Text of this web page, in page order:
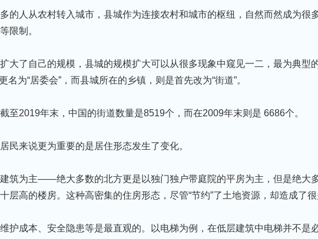
的人从农村转入城市，县城作为连接农村和城市的枢纽，自然而然成为很
限制。
大了自己的规模，县城的规模扩大可以从很多现象中窥⻅一二，最为典型
名为“居委会”，而县城所在的乡镇，则是首先改为“街道”。
至2019年末，中国的街道数量是8519个，而在2009年末则是 6686个。
⺠来说更为重要的是居住形态发生了变化。
筑为主——绝大多数的北方更是以独⻔独户带庭院的平房为主，但是绝大
层高的楼房。这种高密集的住房形态，尽管“节约”了土地资源，却造成了很
护成本、安全隐患等是最直观的。以电梯为例，在低层建筑中电梯并不是